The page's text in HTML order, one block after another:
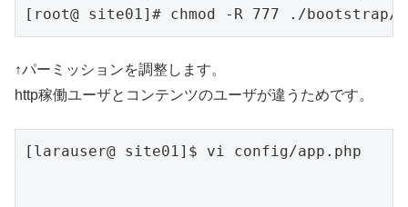
↑パーミッションを調整します。
http稼働ユーザとコンテンツのユーザが違うためです。
[larauser@ site01]$ vi config/app.php